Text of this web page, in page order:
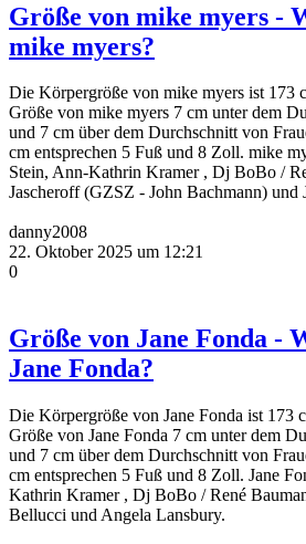
Größe von mike myers -
mike myers?
Die Körpergröße von mike myers ist 173
Größe von mike myers 7 cm unter dem
und 7 cm über dem Durchschnitt von
cm entsprechen 5 Fuß und 8 Zoll. mike
Stein, Ann-Kathrin Kramer , Dj BoBo /
Jascheroff (GZSZ - John Bachmann) und
danny2008
22. Oktober 2025 um 12:21
0
Größe von Jane Fonda -
Jane Fonda?
Die Körpergröße von Jane Fonda ist 173
Größe von Jane Fonda 7 cm unter dem
und 7 cm über dem Durchschnitt von
cm entsprechen 5 Fuß und 8 Zoll. Jane
Kathrin Kramer , Dj BoBo / René
Bellucci und Angela Lansbury.